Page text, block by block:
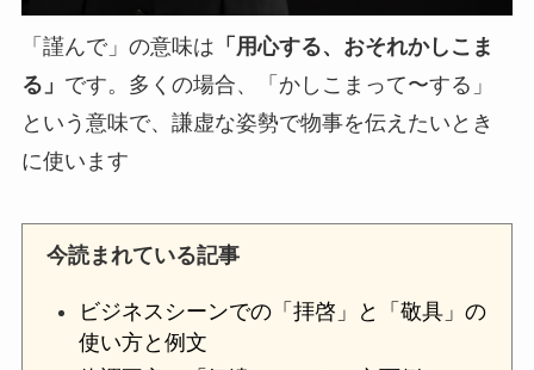
「謹んで」の意味は 「用心する、おそれかしこま
る」 です。多くの場合、「かしこまって〜する」
という意味で、謙虚な姿勢で物事を伝えたいとき
に使います
今読まれている記事
ビジネスシーンでの「拝啓」と「敬具」の
使い方と例文